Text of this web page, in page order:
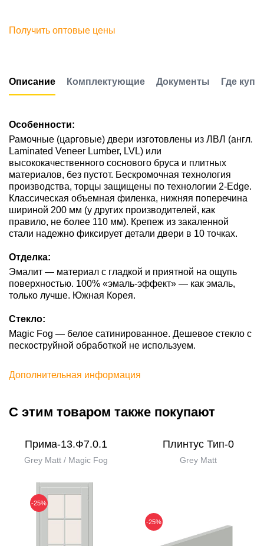
Получить оптовые цены
Описание Комплектующие Документы Где
Особенности:
Рамочные (царговые) двери изготовлены из ЛВЛ (англ.
Laminated Veneer Lumber, LVL) или
высококачественного соснового бруса и плитных
материалов, без пустот. Бескромочная технология
производства, торцы защищены по технологии 2-Edge.
Классическая объемная филенка, нижняя поперечина
шириной 200 мм (у других производителей, как
правило, не более 110 мм). Крепеж из закаленной
стали надежно фиксирует детали двери в 10 точках.
Отделка:
Эмалит — материал с гладкой и приятной на ощупь
поверхностью. 100% «эмаль-эффект» — как эмаль,
только лучше. Южная Корея.
Стекло:
Magic Fog — белое сатинированное. Дешевое стекло с
пескоструйной обработкой не используем.
Дополнительная информация
С этим товаром также покупают
Прима-13.Ф7.0.1
Grey Matt / Magic Fog
-25%
Плинтус Тип-0
Grey Matt
-25%